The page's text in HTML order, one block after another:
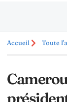
Accueil Toute